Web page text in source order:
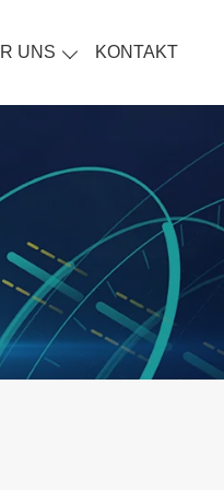
UNS KONTAKT